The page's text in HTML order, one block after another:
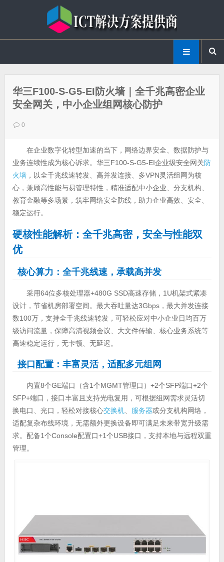
华三F100-S-G5-EI防火墙｜全千兆高密企业
安全网关，中小企业组网核心防护
0
在企业数字化转型加速的当下，网络边界安全、数据防护与
业务连续性成为核心诉求。华三F100-S-G5-EI企业级安全网关防
火墙，以全千兆线速转发、高并发连接、多VPN灵活组网为核
心，兼顾高性能与易管理特性，精准适配中小企业、分支机构、
教育金融等多场景，筑牢网络安全防线，助力企业高效、安全、
稳定运行。
硬核性能解析：全千兆高密，安全与性能双
优
核心算力：全千兆线速，承载高并发
采用64位多核处理器+480G SSD高速存储，1U机架式紧凑
设计，节省机房部署空间。最大吞吐量达3Gbps，最大并发连接
数100万，支持全千兆线速转发，可轻松应对中小企业日均百万
级访问流量，保障高清视频会议、大文件传输、核心业务系统等
高速稳定运行，无卡顿、无延迟。
接口配置：丰富灵活，适配多元组网
内置8个GE端口（含1个MGMT管理口）+2个SFP端口+2个
SFP+端口，接口丰富且支持光电复用，可根据组网需求灵活切
换电口、光口，轻松对接核心交换机、 服务器或分支机构网络，
适配复杂布线环境，无需额外更换设备即可满足未来带宽升级需
求。配备1个Console配置口+1个USB接口，支持本地与远程双重
管理。